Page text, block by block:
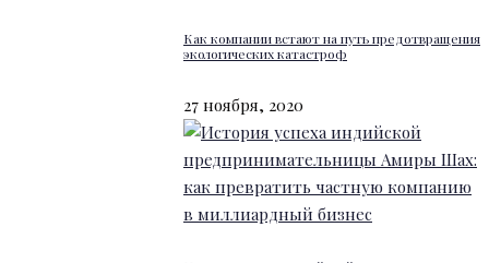
Как компании встают на путь предотвращения
экологических катастроф
27 ноября, 2020